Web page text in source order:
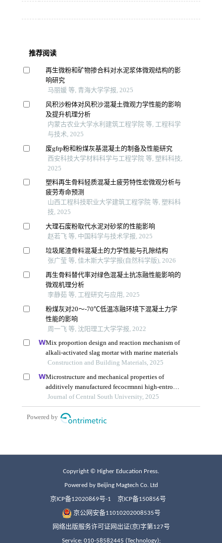
Copyright © Higher Education Press.
Powered by Beijing Magtech Co. Ltd
京ICP备12020869号-1 京ICP备150856号
京公网安备11010202008535号
网络出版服务许可证网出证(京)字第127号
Service: 010-58582445 (Technology);